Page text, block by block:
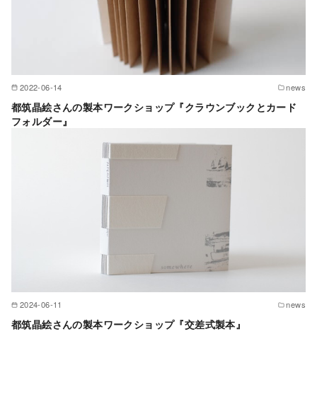
2022-06-14 news
都筑晶絵さんの製本ワークショップ『クラウンブックとカード
フォルダー』
2024-06-11 news
都筑晶絵さんの製本ワークショップ『交差式製本』